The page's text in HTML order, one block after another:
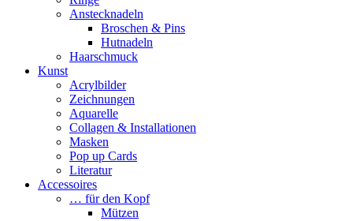
Anstecknadeln
Broschen & Pins
Hutnadeln
Haarschmuck
Kunst
Acrylbilder
Zeichnungen
Aquarelle
Collagen & Installationen
Masken
Pop up Cards
Literatur
Accessoires
… für den Kopf
Mützen